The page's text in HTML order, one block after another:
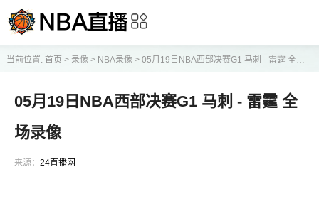
当前位置: 首页 > 录像> NBA录像> 05月19日NBA西部决赛G1 马刺 - 雷霆 全场录像
05月19日NBA西部决赛G1 马刺 - 雷霆 全
场录像
来源： 24直播网